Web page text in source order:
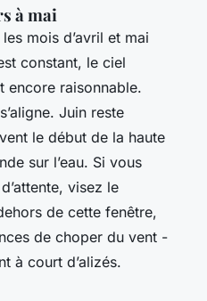
à mai
mois d’avril et mai
constant, le ciel
encore raisonnable.
Juin reste
le début de la haute
sur l’eau. Si vous
visez le
de cette fenêtre,
de choper du vent -
à court d’alizés.